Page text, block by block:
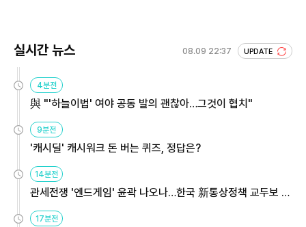
실시간 뉴스 08.09 22:37 UPDATE
4분전
與 "'하늘이법' 여야 공동 발의 괜찮아…그것이 협치"
9분전
'캐시딜' 캐시워크 돈 버는 퀴즈, 정답은?
14분전
관세전쟁 '엔드게임' 윤곽 나오나…한국 新통상정책 교두보 활
17분전